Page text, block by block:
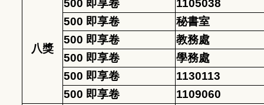
八獎
500 即享卷
1105038
500 即享卷
秘書室
500 即享卷
教務處
500 即享卷
學務處
500 即享卷
1130113
500 即享卷
1109060